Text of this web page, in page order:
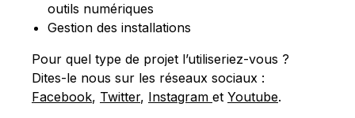
outils numériques
Gestion des installations
Pour quel type de projet l’utiliseriez-vous ?
Dites-le nous sur les réseaux sociaux :
Facebook, Twitter, Instagram et Youtube.